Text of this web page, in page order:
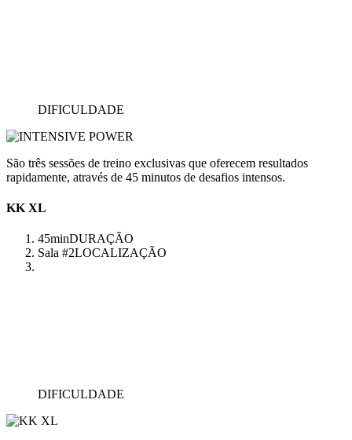
DIFICULDADE
São três sessões de treino exclusivas que oferecem resultados
rapidamente, através de 45 minutos de desafios intensos.
KK XL
45minDURAÇÃO
Sala #2LOCALIZAÇÃO
DIFICULDADE